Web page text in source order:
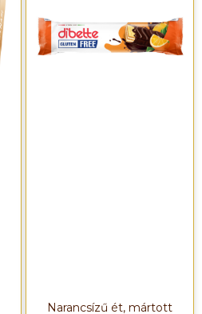
Narancsízű ét, mártott